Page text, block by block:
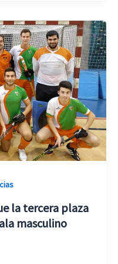
la tercera plaza
masculino